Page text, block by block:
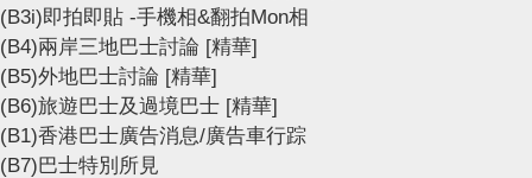
(B3i)即拍即貼 -手機相&翻拍Mon相
(B4)兩岸三地巴士討論 [精華]
(B5)外地巴士討論 [精華]
(B6)旅遊巴士及過境巴士 [精華]
(B1)香港巴士廣告消息/廣告車行踪
(B7)巴士特別所見